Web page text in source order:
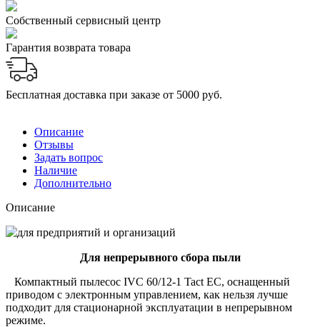
Собственный сервисный центр
Гарантия возврата товара
Бесплатная доставка при заказе от 5000 руб.
Описание
Отзывы
Задать вопрос
Наличие
Дополнительно
Описание
Для непрерывного сбора пыли
Компактный пылесос IVC 60/12-1 Tact EC, оснащенный
приводом с электронным управлением, как нельзя лучше
подходит для стационарной эксплуатации в непрерывном
режиме.